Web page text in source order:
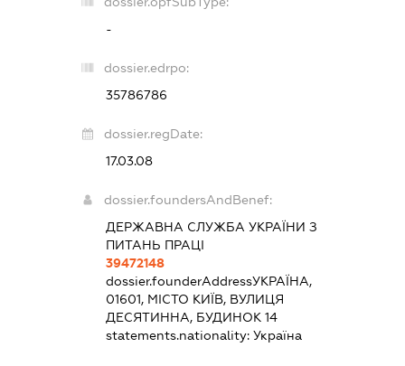
-
dossier.edrpo:
35786786
dossier.regDate:
17.03.08
dossier.foundersAndBenef:
ДЕРЖАВНА СЛУЖБА УКРАЇНИ З
ПИТАНЬ ПРАЦІ
39472148
dossier.founderAddressУКРАЇНА,
01601, МІСТО КИЇВ, ВУЛИЦЯ
ДЕСЯТИННА, БУДИНОК 14
statements.nationality:Україна